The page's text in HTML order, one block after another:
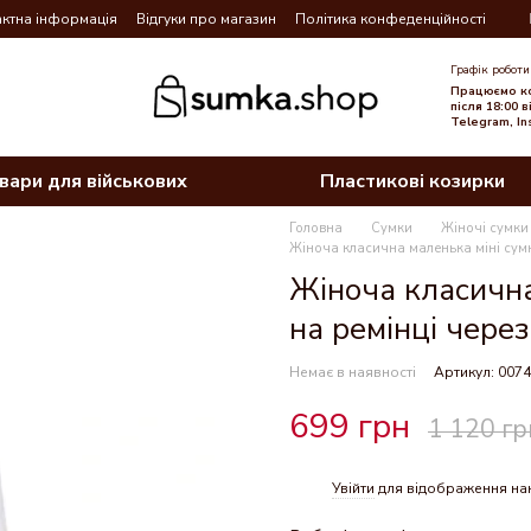
інформація Відгуки про магазин Політика конфеденційності
Графік
Працюємо
після 18:00
Telegram,
для військових Пластикові козирки
Головна Сумки
Жіночі сумки
Жіноча класична маленька міні
Жіноча
на ремінці
Немає в наявності Артикул:
699 грн 1 120
Увійти для відображення